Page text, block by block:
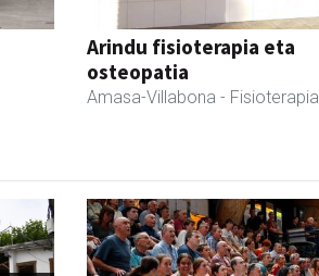
Arindu fisioterapia eta
osteopatia
Amasa-Villabona - Fisioterapia